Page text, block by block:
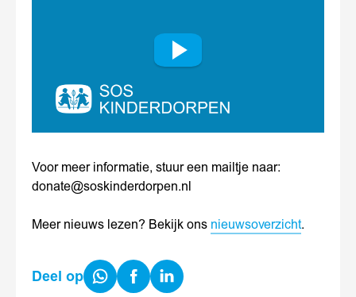
Play
Voor meer informatie, stuur een mailtje naar:
donate@soskinderdorpen.nl
Meer nieuws lezen? Bekijk ons nieuwsoverzicht.
Deel opShare
on
Share
on
Share
on